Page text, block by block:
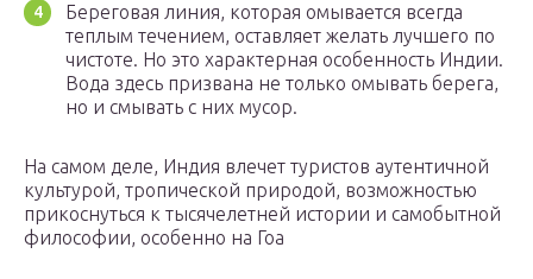
Береговая линия, которая омывается всегда
теплым течением, оставляет желать лучшего по
чистоте. Но это характерная особенность Индии.
Вода здесь призвана не только омывать берега,
но и смывать с них мусор.
На самом деле, Индия влечет туристов аутентичной
культурой, тропической природой, возможностью
прикоснуться к тысячелетней истории и самобытной
философии, особенно на Гоа